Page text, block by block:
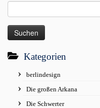
nach:
Kategorien
berlindesign
Die großen Arkana
Die Schwerter